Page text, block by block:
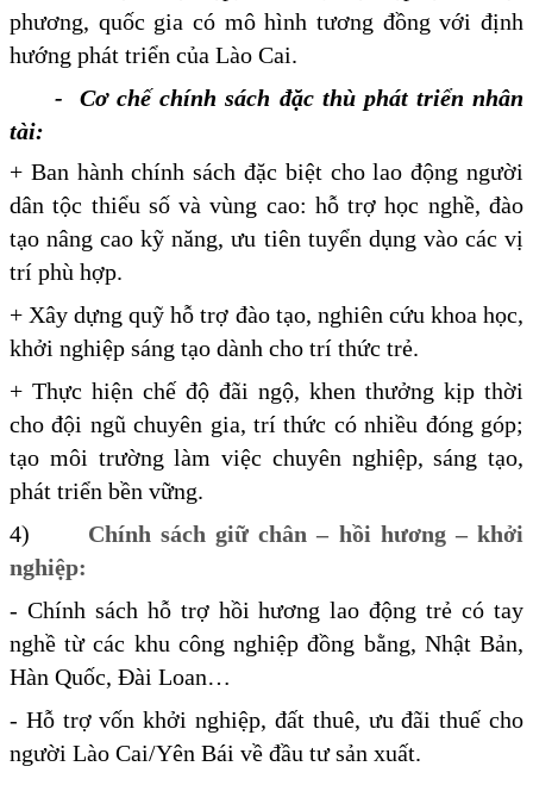
phương, quốc gia có mô hình tương đồng với định
hướng phát triển của Lào Cai.
- Cơ chế chính sách đặc thù phát triển nhân
tài:
+ Ban hành chính sách đặc biệt cho lao động người
dân tộc thiểu số và vùng cao: hỗ trợ học nghề, đào
tạo nâng cao kỹ năng, ưu tiên tuyển dụng vào các vị
trí phù hợp.
+ Xây dựng quỹ hỗ trợ đào tạo, nghiên cứu khoa học,
khởi nghiệp sáng tạo dành cho trí thức trẻ.
+ Thực hiện chế độ đãi ngộ, khen thưởng kịp thời
cho đội ngũ chuyên gia, trí thức có nhiều đóng góp;
tạo môi trường làm việc chuyên nghiệp, sáng tạo,
phát triển bền vững.
4) Chính sách giữ chân – hồi hương – khởi
nghiệp:
- Chính sách hỗ trợ hồi hương lao động trẻ có tay
nghề từ các khu công nghiệp đồng bằng, Nhật Bản,
Hàn Quốc, Đài Loan…
- Hỗ trợ vốn khởi nghiệp, đất thuê, ưu đãi thuế cho
người Lào Cai/Yên Bái về đầu tư sản xuất.